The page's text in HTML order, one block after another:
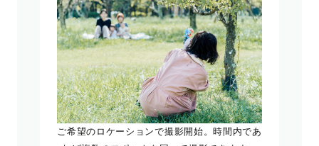
ご希望のロケーションで撮影開始。時間内であ